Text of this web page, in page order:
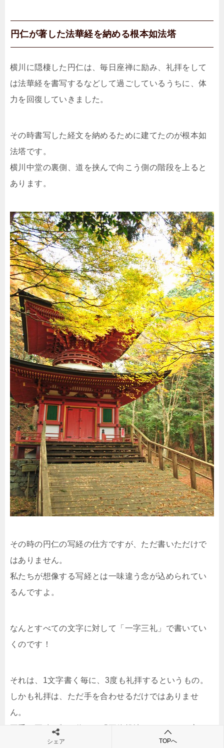
円仁が著した法華経を納める根本如法塔
横川に隠棲した円仁は、毎日座禅に励み、礼拝をして
は法華経を書写するなどして過ごしているうちに、体
力を回復していきました。
その時書写した経文を納めるために建てたのが根本如
法塔です。
横川中堂の裏側、道を挟んで向こう側の階段を上ると
あります。
その時の円仁の写経の仕方ですが、ただ書いただけで
はありません。
私たちが想像する写経とは一味違う念が込められてい
るんですよ。
なんとすべての文字に対して「一字三礼」で書いてい
くのです！
それは、1文字書く毎に、3度も礼拝するというもの。
しかも礼拝は、ただ手を合わせるだけではありませ
ん。
両手・両膝・額を伏せる「五体投地」というやり方な
シェア TOPへ